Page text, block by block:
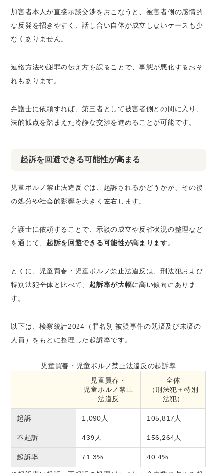
加害者本人が直接示談交渉をおこなうと、被害者側の感情的
な反発を招きやすく、話し合い自体が成立しないケースも少
なくありません。
連絡方法や謝罪の伝え方を誤ることで、事態が悪化するおそ
れもあります。
弁護士に依頼すれば、第三者として被害者側との間に入り、
法的観点を踏まえた冷静な交渉を進めることが可能です。
起訴を回避できる可能性が高まる
児童ポルノ禁止法違反では、起訴されるかどうかが、その後
の処分や社会的影響を大きく左右します。
弁護士に依頼することで、示談の成立や反省状況の整理など
を通じて、 起訴を回避できる可能性が高まります。
とくに、児童買春・児童ポルノ禁止法違反は、刑法犯および
特別法犯全体と比べて、 起訴率が大幅に高い傾向にありま
す。
以下は、検察統計2024（罪名別 被疑事件の既済及び未済の
人員）をもとに整理した起訴率です。
児童買春・児童ポルノ禁止法違反の起訴率
児童買春・
児童ポルノ禁止
法違反
全体
（刑法犯＋特別
法犯）
起訴 1,090人 105,817人
不起訴 439人 156,264人
起訴率 71.3% 40.4%